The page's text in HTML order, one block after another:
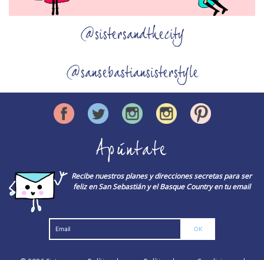
@sistersandthecity
@sansebastiansisterstyle
Apúntate
Recibe nuestros planes y direcciones secretas para ser
feliz en San Sebastián y el Basque Country en tu email